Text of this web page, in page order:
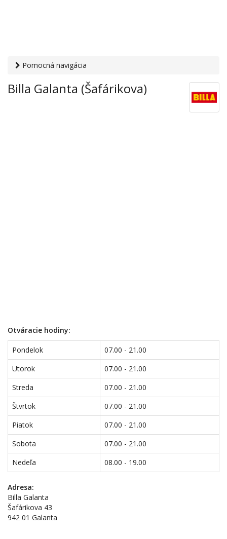
Pomocná navigácia
supermarkety› Billa Galanta (Šafárikova)
Billa Galanta (Šafárikova)
Otváracie hodiny:
Pondelok
07.00 - 21.00
Utorok
07.00 - 21.00
Streda
07.00 - 21.00
Štvrtok
07.00 - 21.00
Piatok
07.00 - 21.00
Sobota
07.00 - 21.00
Nedeľa
08.00 - 19.00
Adresa:
Billa Galanta
Šafárikova 43
942 01 Galanta